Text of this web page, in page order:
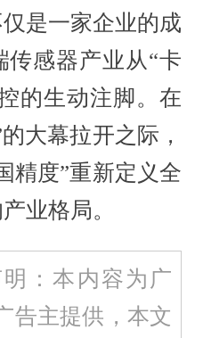
是一家企业的成
感器产业从“卡
的生动注脚。在
大幕拉开之际，
精度”重新定义全
业格局。
明：本内容为广
告主提供，本文